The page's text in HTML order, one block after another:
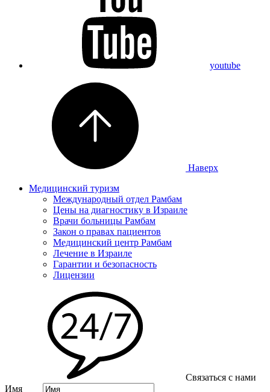
youtube
Наверх
Медицинский туризм
Международный отдел Рамбам
Цены на диагностику в Израиле
Врачи больницы Рамбам
Закон о правах пациентов
Медицинский центр Рамбам
Лечение в Израиле
Гарантии и безопасность
Лицензии
Связаться с нами
Имя